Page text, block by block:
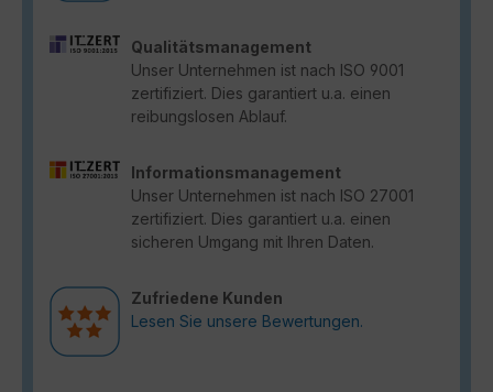
Qualitätsmanagement
Unser Unternehmen ist nach ISO 9001
zertifiziert. Dies garantiert u.a. einen
reibungslosen Ablauf.
Informationsmanagement
Unser Unternehmen ist nach ISO 27001
zertifiziert. Dies garantiert u.a. einen
sicheren Umgang mit Ihren Daten.
Zufriedene Kunden
Lesen Sie unsere Bewertungen.